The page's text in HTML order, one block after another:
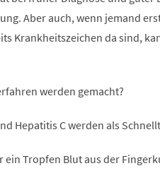
Aber auch, wenn jemand
Krankheitszeichen da sind,
werden gemacht?
Hepatitis C werden als
ein Tropfen Blut aus der